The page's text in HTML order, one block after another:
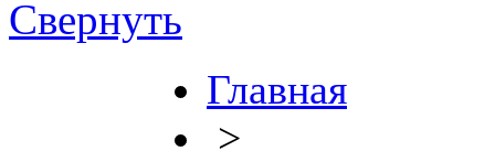
Главная
>